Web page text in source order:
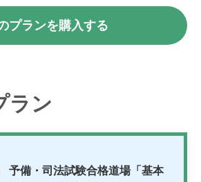
プランを購入する
ラン
予備・司法試験合格道場「基本